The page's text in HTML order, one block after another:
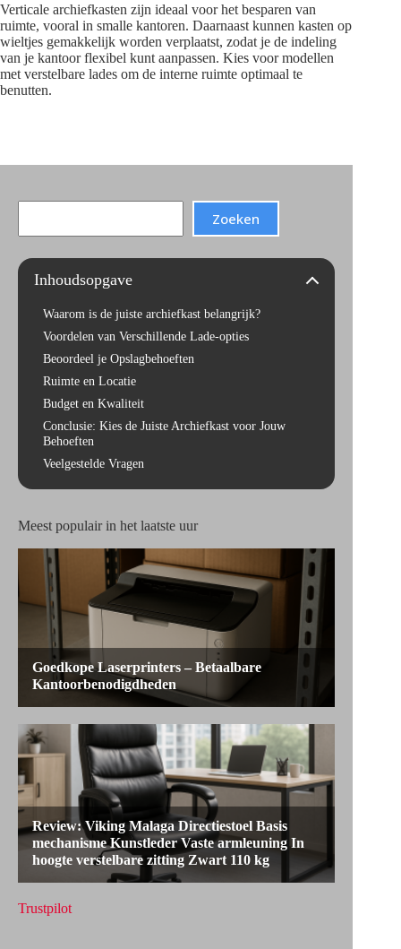
Verticale archiefkasten zijn ideaal voor het besparen van
ruimte, vooral in smalle kantoren. Daarnaast kunnen kasten op
wieltjes gemakkelijk worden verplaatst, zodat je de indeling
van je kantoor flexibel kunt aanpassen. Kies voor modellen
met verstelbare lades om de interne ruimte optimaal te
benutten.
Search
Zoeken
Inhoudsopgave
Waarom is de juiste archiefkast belangrijk?
Voordelen van Verschillende Lade-opties
Beoordeel je Opslagbehoeften
Ruimte en Locatie
Budget en Kwaliteit
Conclusie: Kies de Juiste Archiefkast voor Jouw
Behoeften
Veelgestelde Vragen
Meest populair in het laatste uur
Trustpilot